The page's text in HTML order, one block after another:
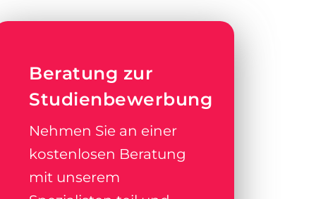
Beratung zur
Studienbewerbung
Nehmen Sie an einer
kostenlosen Beratung
mit unserem